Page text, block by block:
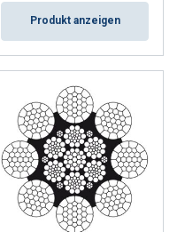
Produkt anzeigen